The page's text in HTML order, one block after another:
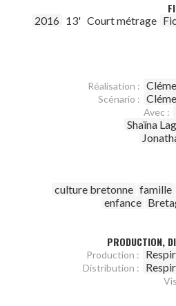
2016 13' Court métrage
Réalisation :
Scénario :
Avec :
Shaïna
culture bretonne famille
enfance
PRODUCTION,
Production :
Distribution :